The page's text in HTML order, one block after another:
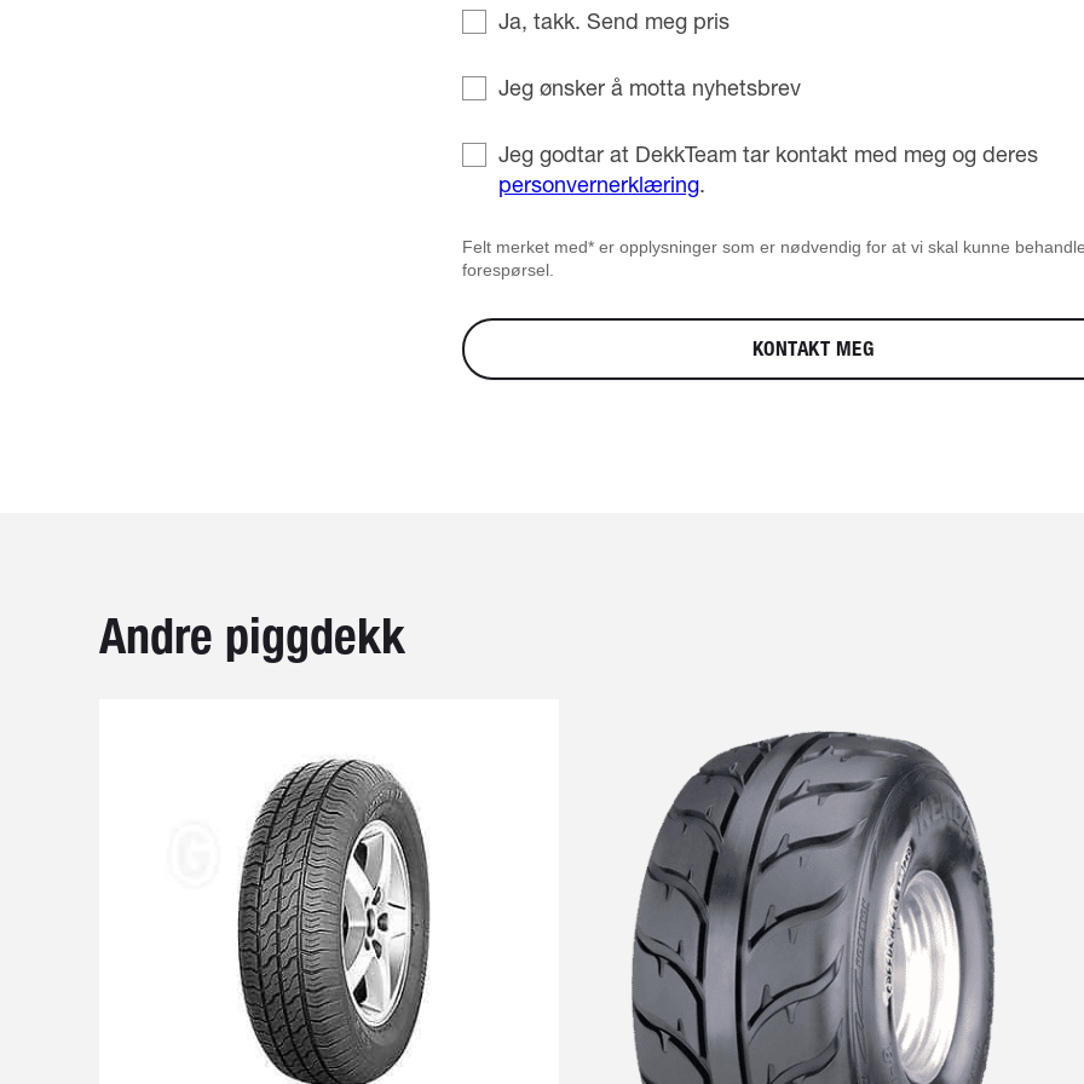
Ja, takk. Send meg pris
Jeg ønsker å motta nyhetsbrev
Jeg godtar at DekkTeam tar kontakt med meg og deres
personvernerklæring.
Felt merket med* er opplysninger som er nødvendig for at vi skal kunne
forespørsel.
KONTAKT MEG
Andre piggdekk